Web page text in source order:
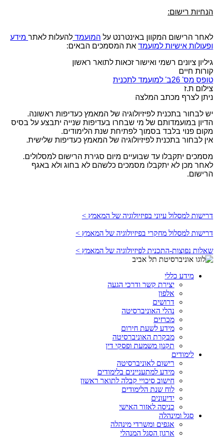
הנחיות רישום:
לאחר הרישום המקוון באינטרנט על המועמד להעלות לאתר מידע
ופעולות אישיות למועמד את המסמכים הבאים:
גיליון ציונים רשמי ואישור זכאות לתואר ראשון
קורות חיים
טופס מס' 26ב' למועמד לתכנית
צילום ת.ז
ניתן לצרף מכתב המלצה
יש לבחור בתכנית לפיזיולוגיה של המאמץ כעדיפות ראשונה.
הדיון במועמדותם של מי שבחרו בעדיפות שנייה יתבצע על בסיס
מקום פנוי בלבד בסמוך לפתיחת שנת הלימודים.
אין לבחור בתכנית לפיזיולוגיה של המאמץ כעדיפות שלישית.
מסמכים יתקבלו עד שבועיים מיום סגירת הרישום למסלולים.
לאחר מכן לא יתקבלו מסמכים כלשהם לא בחוג ולא באגף
הרישום.
דרישות למסלול עיוני בפיזיולוגיה של המאמץ >
דרישות למסלול מחקרי בפיזיולוגיה של המאמץ >
שאלות נפוצות-התכנית לפיזיולוגיה של המאמץ >
מידע כללי
יצירת קשר ודרכי הגעה
אלפון
דרושים
נהלי האוניברסיטה
מכרזים
מידע לשעת חירום
מבקרת האוניברסיטה
תקנון משמעת ופסקי דין
לימודים
רישום לאוניברסיטה
מידע למתעניינים בלימודים
חישוב סיכויי קבלה לתואר ראשון
לוח שנת הלימודים
ידיעונים
כניסה לאזור האישי
סגל ומינהלה
אגפים ומשרדי מינהלה
ארגון הסגל המנהלי